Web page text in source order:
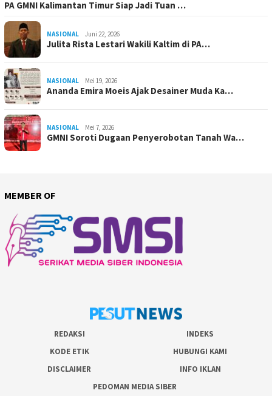
PA GMNI Kalimantan Timur Siap Jadi Tuan …
NASIONAL Juni 22, 2026
Julita Rista Lestari Wakili Kaltim di PA…
NASIONAL Mei 19, 2026
Ananda Emira Moeis Ajak Desainer Muda Ka…
NASIONAL Mei 7, 2026
GMNI Soroti Dugaan Penyerobotan Tanah Wa…
MEMBER OF
REDAKSI
INDEKS
KODE ETIK
HUBUNGI KAMI
DISCLAIMER
INFO IKLAN
PEDOMAN MEDIA SIBER